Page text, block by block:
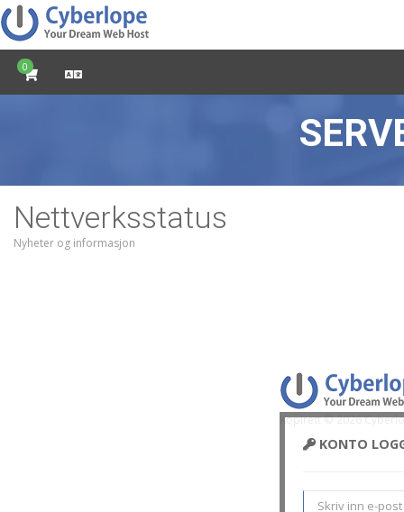
0
Nettverksstatus
Nyheter og informasjon
KONTO
Kopirett © 2026